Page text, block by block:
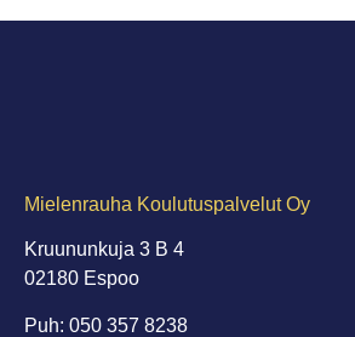
Mielenrauha Koulutuspalvelut Oy
Kruununkuja 3 B 4
02180 Espoo
Puh: 050 357 8238